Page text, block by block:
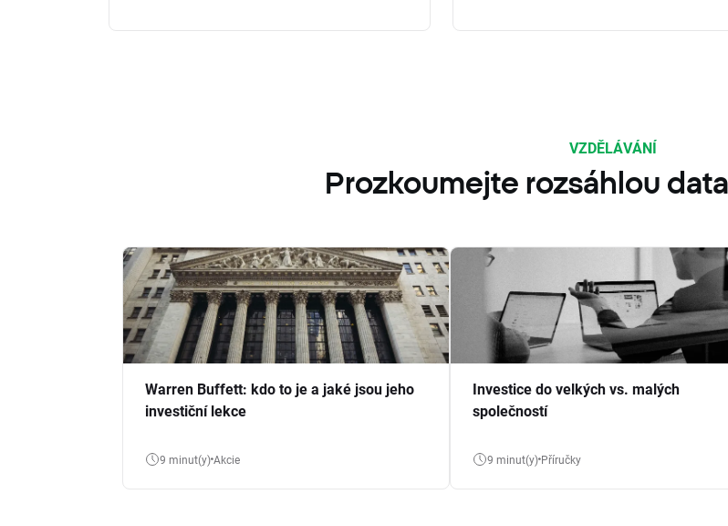
VZDĚLÁVÁNÍ
Prozkoumejte rozsáhlou
Warren Buffett: kdo to je a jaké jsou jeho
investiční lekce
9 minut(y) Akcie
Investice do velkých vs. malých
společností
9 minut(y) Příručky